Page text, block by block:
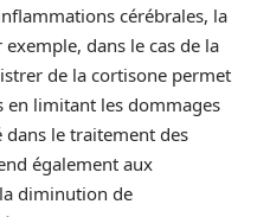
cérébrales, la
exemple, dans le cas de la
de la cortisone permet
en limitant les dommages
dans le traitement des
également aux
diminution de